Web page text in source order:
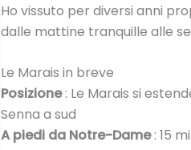
Ho vissuto per diversi anni
dalle mattine tranquille alle
Le Marais in breve
Posizione: Le Marais si
Senna a sud
A piedi da Notre-Dame: 15